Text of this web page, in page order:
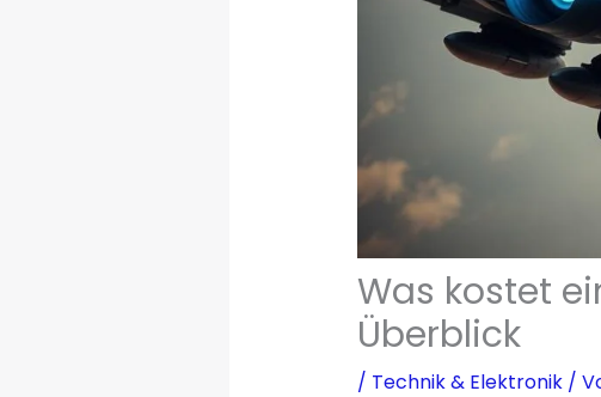
Was kostet
Überblick
/ Technik & Elektronik/